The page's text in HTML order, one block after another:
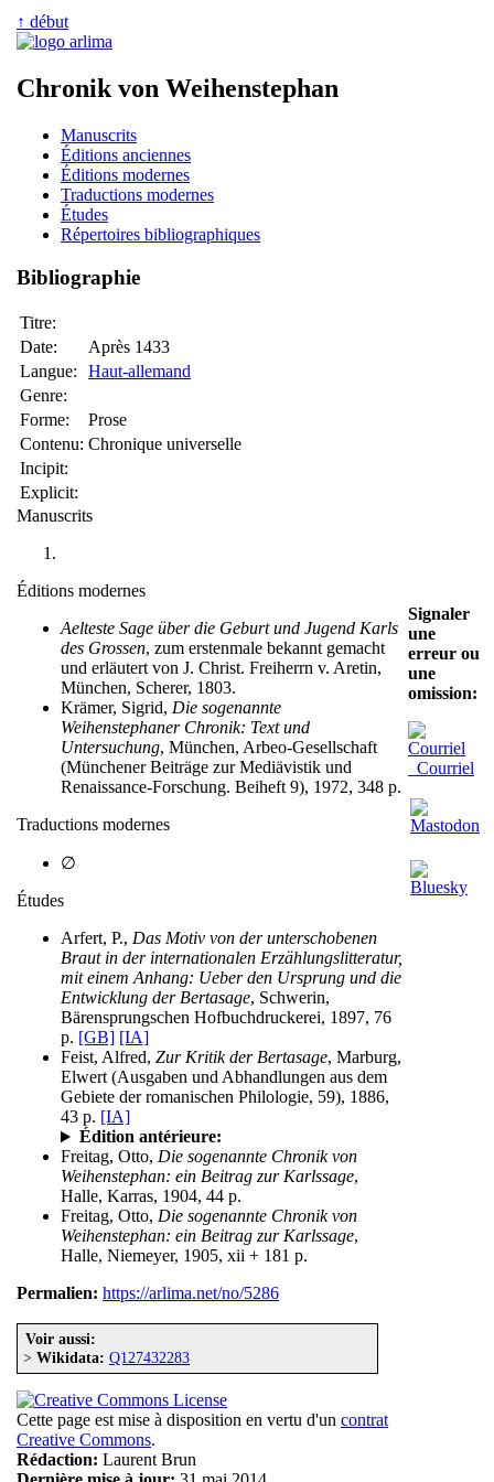
↑ début
Chronik von Weihenstephan
Manuscrits
Éditions anciennes
Éditions modernes
Traductions modernes
Études
Répertoires bibliographiques
Bibliographie
Titre:
Date:
Après 1433
Langue:
Haut-allemand
Genre:
Forme:
Prose
Contenu: Chronique universelle
Incipit:
Explicit:
Manuscrits
Éditions modernes
Aelteste Sage über die Geburt und Jugend Karls
des Grossen, zum erstenmale bekannt gemacht
und erläutert von J. Christ. Freiherrn v. Aretin,
München, Scherer, 1803.
Krämer, Sigrid, Die sogenannte
Weihenstephaner Chronik: Text und
Untersuchung, München, Arbeo-Gesellschaft
(Münchener Beiträge zur Mediävistik und
Renaissance-Forschung. Beiheft 9), 1972, 348 p.
Traductions modernes
∅
Études
Arfert, P., Das Motiv von der unterschobenen
Braut in der internationalen Erzählungslitteratur,
mit einem Anhang: Ueber den Ursprung und die
Entwicklung der Bertasage, Schwerin,
Bärensprungschen Hofbuchdruckerei, 1897, 76
p. [GB] [IA]
Feist, Alfred, Zur Kritik der Bertasage, Marburg,
Elwert (Ausgaben und Abhandlungen aus dem
Gebiete der romanischen Philologie, 59), 1886,
43 p. [IA]
Édition antérieure:
Freitag, Otto, Die sogenannte Chronik von
Weihenstephan: ein Beitrag zur Karlssage,
Halle, Karras, 1904, 44 p.
Freitag, Otto, Die sogenannte Chronik von
Weihenstephan: ein Beitrag zur Karlssage,
Halle, Niemeyer, 1905, xii + 181 p.
Permalien: https://arlima.net/no/5286
Voir aussi:
> Wikidata: Q127432283
Cette page est mise à disposition en vertu d'un contrat
Creative Commons.
Rédaction: Laurent Brun
Signaler
une
erreur ou
une
omission:
Courriel